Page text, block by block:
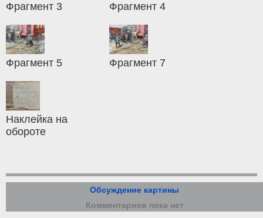
Фрагмент 3 Фрагмент 4
Фрагмент 5 Фрагмент 7
Наклейка на
обороте
Обсуждение картины
Комментариев пока нет